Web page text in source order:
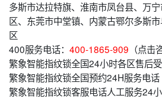
多斯市达拉特旗、淮南市凤台县、万
区、东莞市中堂镇、内蒙古鄂尔多斯
区
400服务电话： 400-1865-909 （点击
繁象智能指纹锁全国24小时各区售后
繁象智能指纹锁全国预约24H服务电话
繁象智能指纹锁客服电话人工服务24